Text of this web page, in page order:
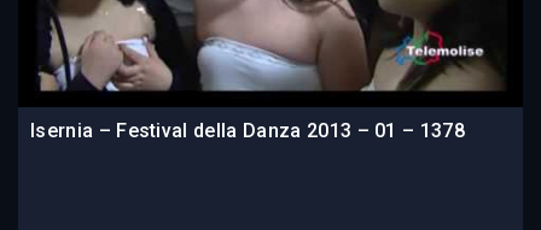
Isernia – Festival della Danza 2013 – 01 – 1378